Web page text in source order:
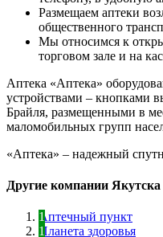
Размещаем аптеки
общественного
Мы относимся к
торговом зале и на
Аптека «Аптека»
устройствами – кнопками
Брайля, размещенными в
маломобильных групп
«Аптека» – надежный
Другие компании Якутска
Аптечный пункт
Планета здоровья